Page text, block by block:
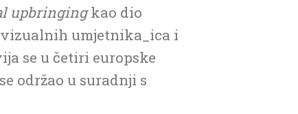
upbringingkao dio
vizualnih umjetnika_ica i
se u četiri europske
održao u suradnji s